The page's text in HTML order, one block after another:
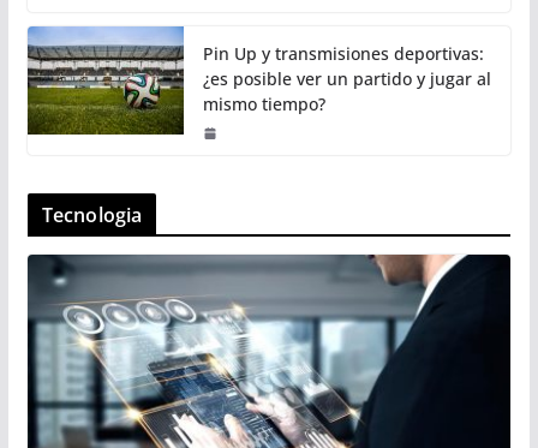
Pin Up y transmisiones deportivas:
¿es posible ver un partido y jugar al
mismo tiempo?
Tecnologia